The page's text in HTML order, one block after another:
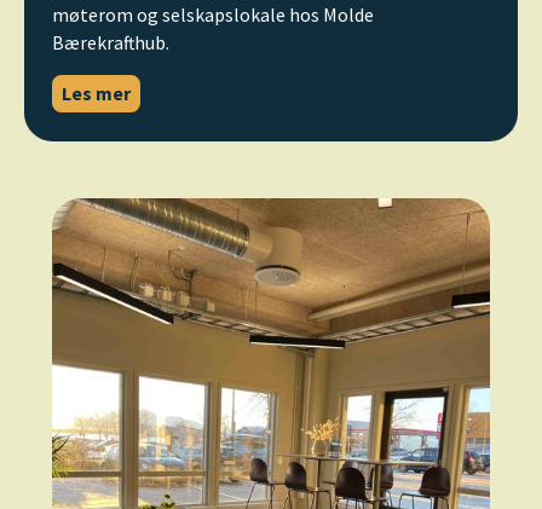
møterom og selskapslokale hos Molde
Bærekrafthub.
Les mer